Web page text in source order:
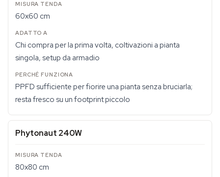
60x60 cm
Chi compra per la prima volta, coltivazioni a pianta
singola, setup da armadio
PPFD sufficiente per fiorire una pianta senza bruciarla;
resta fresco su un footprint piccolo
Phytonaut 240W
80x80 cm